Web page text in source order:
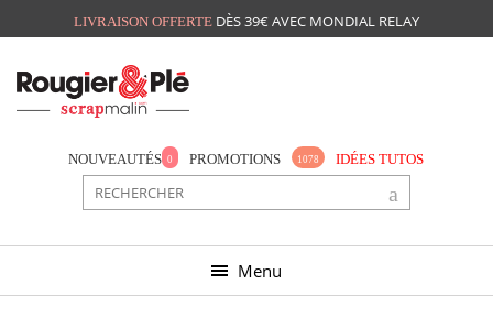
LIVRAISON OFFERTE DÈS 39€ AVEC MONDIAL RELAY
NOUVEAUTÉS 0 PROMOTIONS 1078 IDÉES TUTOS
Menu